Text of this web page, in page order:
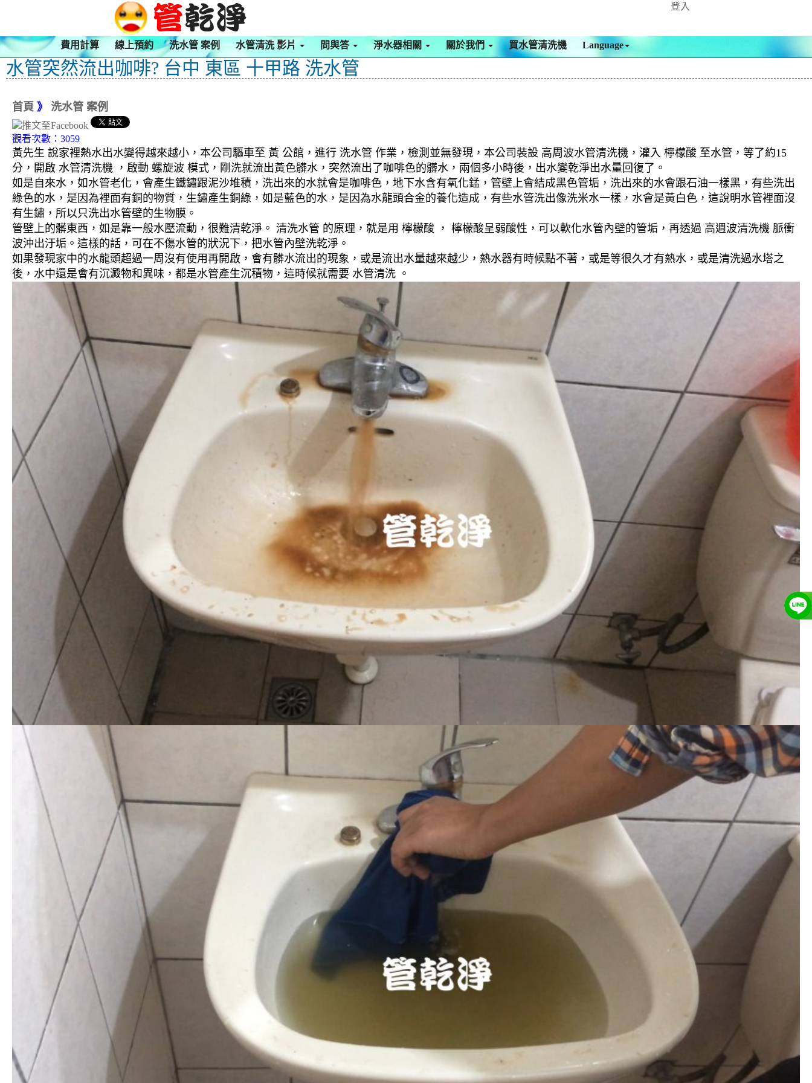
登入
費用計算 線上預約 洗水管 案例 水管清洗 影片 問與答 淨水器相關 關於我們 買水管清洗機 Language
水管突然流出咖啡? 台中 東區 十甲路 洗水管
首頁 》 洗水管 案例
觀看次數：3059
黃先生 說家裡熱水出水變得越來越小，本公司驅車至 黃 公館，進行 洗水管 作業，檢測並無發現，本公司裝設 高周波水管清洗機，灌入 檸檬酸 至水管，等了約15
分，開啟 水管清洗機 ，啟動 螺旋波 模式，剛洗就流出黃色髒水，突然流出了咖啡色的髒水，兩個多小時後，出水變乾淨出水量回復了。
如是自來水，如水管老化，會產生鐵鏽跟泥沙堆積，洗出來的水就會是咖啡色，地下水含有氧化錳，管壁上會結成黑色管垢，洗出來的水會跟石油一樣黑，有些洗出
綠色的水，是因為裡面有銅的物質，生鏽產生銅綠，如是藍色的水，是因為水龍頭合金的養化造成，有些水管洗出像洗米水一樣，水會是黃白色，這說明水管裡面沒
有生鏽，所以只洗出水管壁的生物膜。
管壁上的髒東西，如是靠一般水壓流動，很難清乾淨。 清洗水管 的原理，就是用 檸檬酸 ， 檸檬酸呈弱酸性，可以軟化水管內壁的管垢，再透過 高週波清洗機 脈衝
波沖出汙垢。這樣的話，可在不傷水管的狀況下，把水管內壁洗乾淨。
如果發現家中的水龍頭超過一周沒有使用再開啟，會有髒水流出的現象，或是流出水量越來越少，熱水器有時候點不著，或是等很久才有熱水，或是清洗過水塔之
後，水中還是會有沉澱物和異味，都是水管產生沉積物，這時候就需要 水管清洗 。